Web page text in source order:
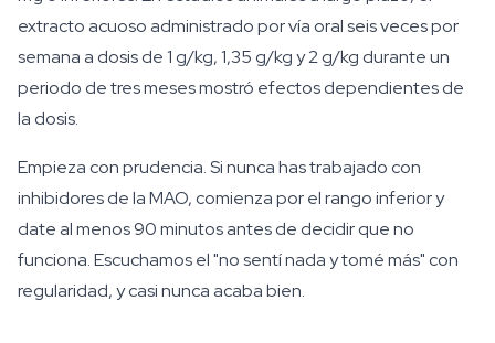
extracto acuoso administrado por vía oral seis veces por
semana a dosis de 1 g/kg, 1,35 g/kg y 2 g/kg durante un
periodo de tres meses mostró efectos dependientes de
la dosis.
Empieza con prudencia. Si nunca has trabajado con
inhibidores de la MAO, comienza por el rango inferior y
date al menos 90 minutos antes de decidir que no
funciona. Escuchamos el "no sentí nada y tomé más" con
regularidad, y casi nunca acaba bien.